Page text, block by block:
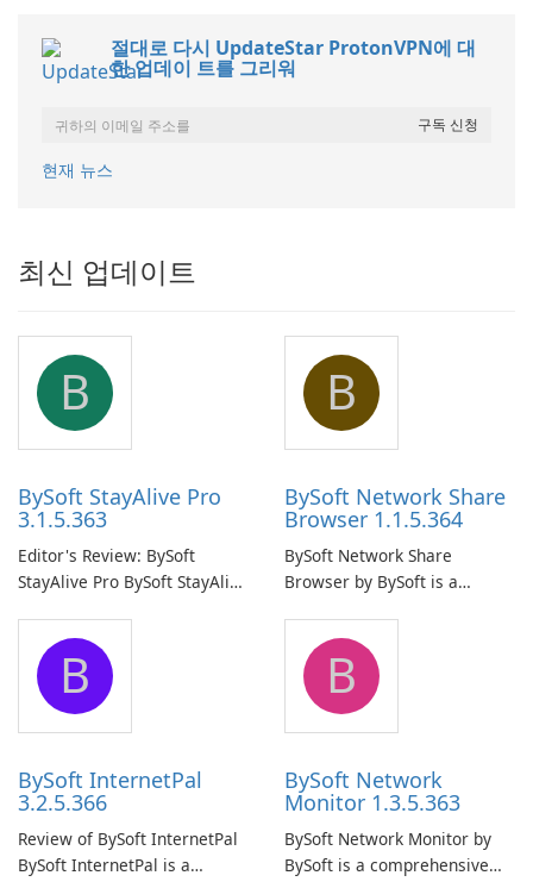
절대로 다시 UpdateStar ProtonVPN에 대
한 업데이 트를 그리워
현재 뉴스
최신 업데이트
B
BySoft StayAlive Pro
3.1.5.363
Editor's Review: BySoft
StayAlive Pro BySoft StayAlive
application designed to
ensure the continuous and
uninterrupted operation of
your computer system.
B
BySoft Network Share
Browser 1.1.5.364
BySoft Network Share
Browser by BySoft is a
application that allows users
to easily browse and manage
shared folders on their
network.
B
BySoft InternetPal
3.2.5.366
Review of BySoft InternetPal
BySoft InternetPal is a
B
BySoft Network
Monitor 1.3.5.363
BySoft Network Monitor by
BySoft is a comprehensive